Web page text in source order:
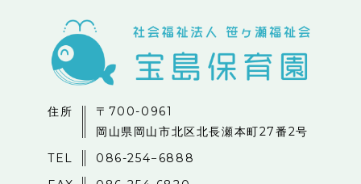
住所
〒700-0961
岡山県岡山市北区北長瀬本町27番2号
TEL
086-254−6888